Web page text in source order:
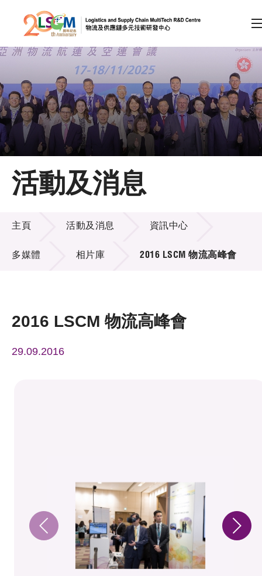
跳到內容（按回車鍵）
會員登入
A A EN 繁 简
主頁
關於LSCM
技術商品化
項目及資助計劃
活動及消息
活動及消息
活動及消息
主頁 活動及消息 資訊中心
多媒體 相片庫 2016 LSCM 物流高峰會
2016 LSCM 物流高峰會
29.09.2016